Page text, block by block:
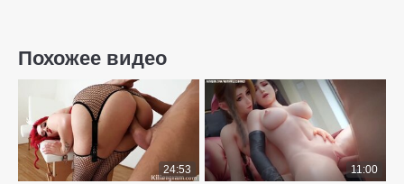
Похожее видео
24:53 11:00